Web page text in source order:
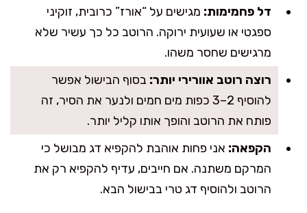
דל פחמימות: מגישים על “אורז” כרובית, זוקיני
ספגטי או שעועית ירוקה. הרוטב כל כך עשיר שלא
מרגישים שחסר משהו.
רוצה רוטב אוורירי יותר: בסוף הבישול אפשר
להוסיף 2–3 כפות מים חמים ולנער את הסיר, זה
פותח את הרוטב והופך אותו קליל יותר.
הקפאה: אני פחות אוהבת להקפיא דג מבושל כי
המרקם משתנה. אם חייבים, עדיף להקפיא רק את
הרוטב ולהוסיף דג טרי בבישול הבא.